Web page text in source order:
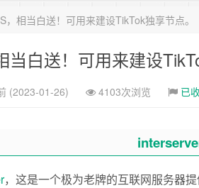
，相当白送！可用来建设TikTok独享节点。
白送！可用来建设
(2023-01-26) 4103次浏览 已
，这是一个极为老牌的互联网服务器